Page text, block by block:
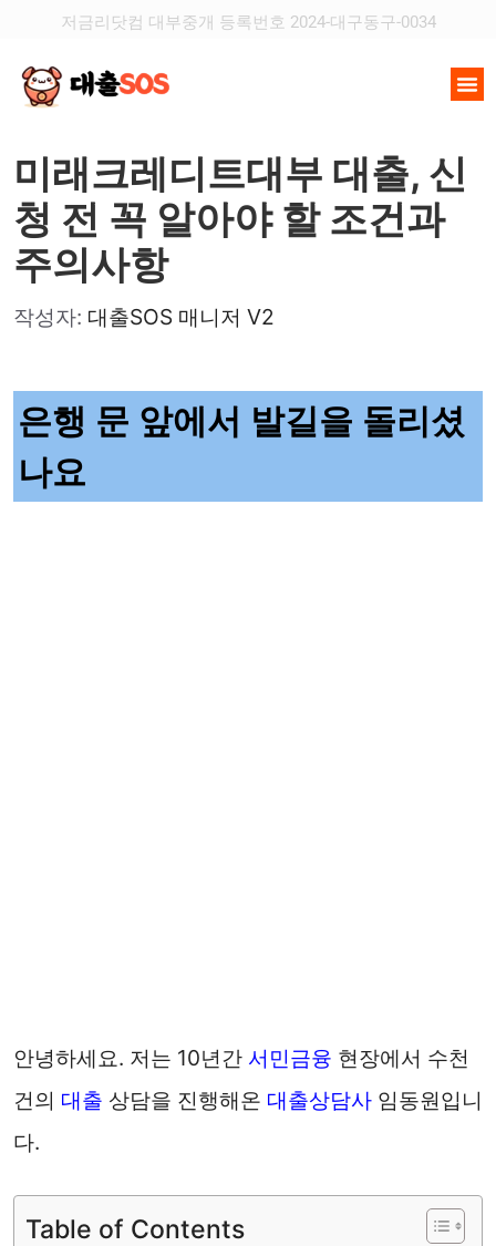
저금리닷컴 대부중개 등록번호 2024-대구동구-0034
미래크레디트대부 대출, 신
청 전 꼭 알아야 할 조건과
주의사항
작성자: 대출SOS 매니저 V2
은행 문 앞에서 발길을 돌리셨
나요
안녕하세요. 저는 10년간 서민금융 현장에서 수천
건의 대출 상담을 진행해온 대출상담사 임동원입니
다.
Table of Contents